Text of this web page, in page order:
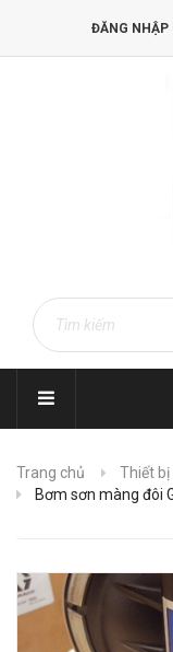
ĐĂNG NHẬP
Trang chủ
Thiết bị
Bơm sơn màng đôi